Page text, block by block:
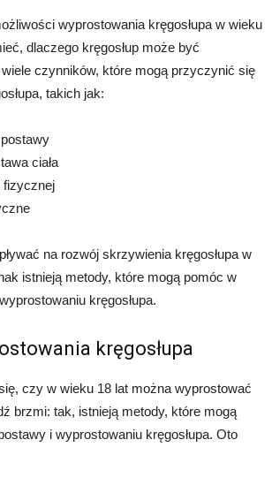
wyprostowania kręgosłupa w wieku
dlaczego kręgosłup może być
czynników, które mogą przyczynić się
takich jak:
ciała
fizycznej
na rozwój skrzywienia kręgosłupa w
istnieją metody, które mogą pomóc w
kręgosłupa.
kręgosłupa
czy w wieku 18 lat można wyprostować
brzmi: tak, istnieją metody, które mogą
i wyprostowaniu kręgosłupa. Oto